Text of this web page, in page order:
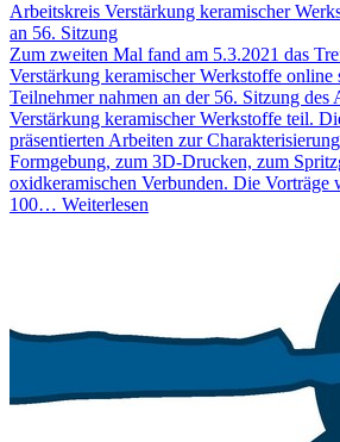
Arbeitskreis Verstärkung keramischer
an 56. Sitzung
Zum zweiten Mal fand am 5.3.2021 das
Verstärkung keramischer Werkstoffe online
Teilnehmer nahmen an der 56. Sitzung des
Verstärkung keramischer Werkstoffe teil.
präsentierten Arbeiten zur
Formgebung, zum 3D-Drucken, zum
oxidkeramischen Verbunden. Die Vorträge
100… Weiterlesen